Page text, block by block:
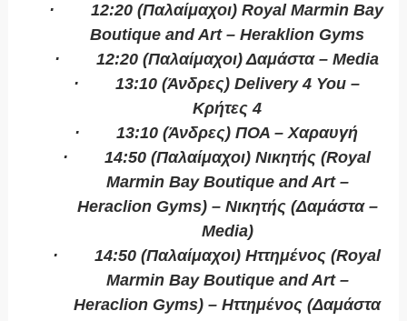
·
12:20 (Παλαίμαχοι) Royal Marmin Bay
Boutique and Art – Heraklion Gyms
·
12:20 (Παλαίμαχοι) Δαμάστα – Media
·
13:10 (Άνδρες) Delivery 4 You –
Κρήτες 4
·
13:10 (Άνδρες) ΠΟΑ – Χαραυγή
·
14:50 (Παλαίμαχοι) Νικητής(Royal
Marmin Bay Boutique and Art –
Heraclion Gyms) – Νικητής(Δαμάστα–
Media)
·
14:50 (Παλαίμαχοι) Ηττημένος(Royal
Marmin Bay Boutique and Art –
Heraclion Gyms) –Ηττημένος (Δαμάστα